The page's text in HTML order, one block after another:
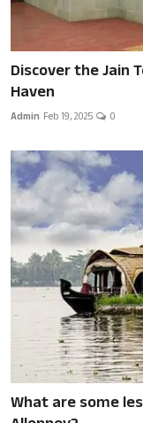
Discover the Jain
Haven
Admin Feb 19, 2025 0
What are some